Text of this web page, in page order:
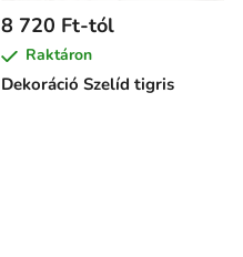
Dekoráció Szelíd tigris
8 720 Ft-tól
Raktáron